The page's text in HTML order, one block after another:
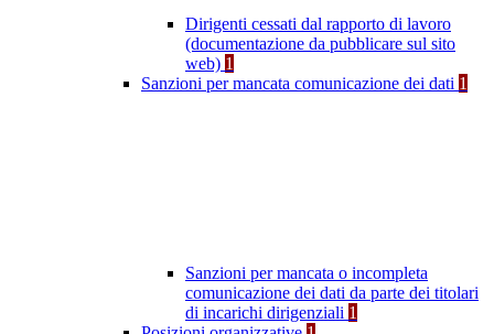
Dirigenti cessati dal rapporto di lavoro
(documentazione da pubblicare sul sito
web) 1
Sanzioni per mancata comunicazione dei dati 1
Sanzioni per mancata o incompleta
comunicazione dei dati da parte dei titolari
di incarichi dirigenziali 1